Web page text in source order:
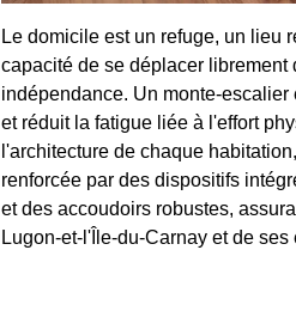
Le domicile est un refuge, un lieu
capacité de se déplacer librement
indépendance. Un monte-
et réduit la fatigue liée à l'effort
l'architecture de chaque
renforcée par des dispositifs
et des accoudoirs robustes,
Lugon-et-l'Île-du-Carnay et de ses